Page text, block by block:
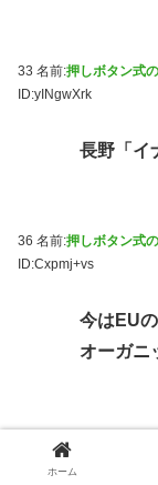
33 名前:押しボタン式
ID:yINgwXrk
長野「イ
36 名前:押しボタン式
ID:Cxpmj+vs
今はEU
オーガニ
37 名前:押しボタン式
ID:oOKnwtHY
ホーム